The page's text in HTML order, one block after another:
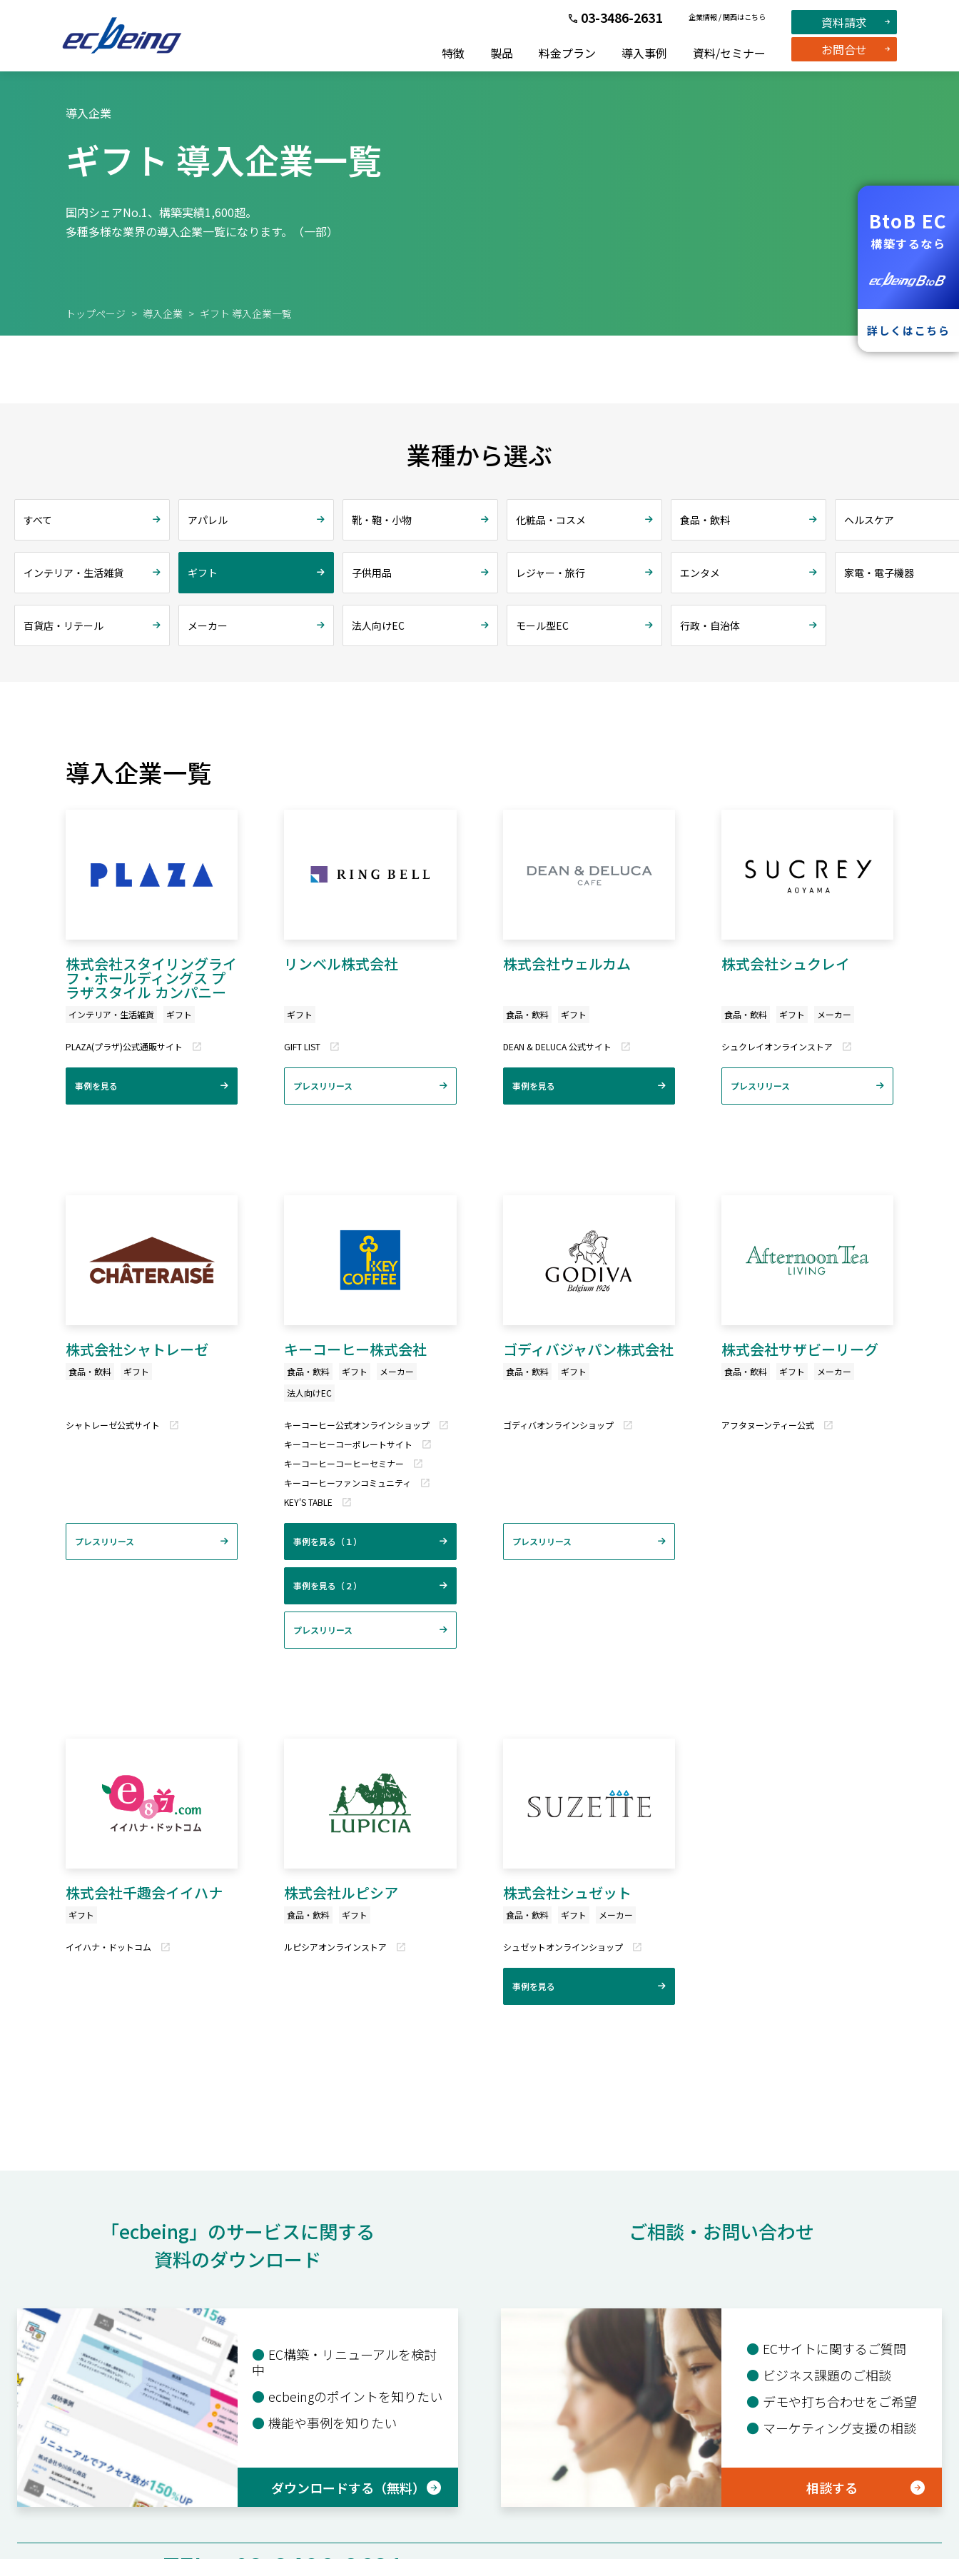
03-3486-2631 企業情報/関西はこちら
特徴 製品 料金プラン 導入事例 資料/セミナー
資料請求
お問合せ
BtoB EC
構築するなら
詳しくはこちら
導入企業
ギフト 導入企業一覧
国内シェアNo.1、構築実績1,600超。
多種多様な業界の導入企業一覧になります。（一部）
トップページ > 導入企業 > ギフト 導入企業一覧
業種から選ぶ
すべて アパレル 靴・鞄・小物 化粧品・コスメ 食品・飲料 ヘルスケア
インテリア・生活雑貨 ギフト 子供用品 レジャー・旅行 エンタメ 家電・電子機器
百貨店・リテール メーカー 法人向けEC モール型EC 行政・自治体
導入企業一覧
株式会社スタイリングライ
フ・ホールディングス プ
ラザスタイル カンパニー
インテリア・生活雑貨 ギフト
PLAZA(プラザ)公式通販サイト
事例を見る
リンベル株式会社
ギフト
GIFT LIST
プレスリリース
株式会社ウェルカム
食品・飲料 ギフト
DEAN & DELUCA 公式サイト
事例を見る
株式会社シュクレイ
食品・飲料 ギフト メーカー
シュクレイオンラインストア
プレスリリース
株式会社シャトレーゼ
食品・飲料 ギフト
シャトレーゼ公式サイト
プレスリリース
キーコーヒー株式会社
食品・飲料 ギフト
メーカー
法人向けEC
キーコーヒー公式オンラインショップ
キーコーヒーコーポレートサイト
キーコーヒーコーヒーセミナー
キーコーヒーファンコミュニティ
KEY'S TABLE
事例を見る（１）
事例を見る（２）
プレスリリース
ゴディバジャパン株式会社
食品・飲料 ギフト
ゴディバオンラインショップ
プレスリリース
株式会社サザビーリーグ
食品・飲料 ギフト メーカー
アフタヌーンティー公式
株式会社千趣会イイハナ
ギフト
イイハナ・ドットコム
株式会社ルピシア
食品・飲料 ギフト
ルピシアオンラインストア
株式会社シュゼット
食品・飲料 ギフト メーカー
シュゼットオンラインショップ
事例を見る
「ecbeing」のサービスに関する
資料のダウンロード
● EC構築・リニューアルを検討
中
● ecbeingのポイントを知りたい
● 機能や事例を知りたい
ダウンロードする（無料）
ご相談・お問い合わせ
● ECサイトに関するご質問
● ビジネス課題のご相談
● デモや打ち合わせをご希望
● マーケティング支援の相談
相談する